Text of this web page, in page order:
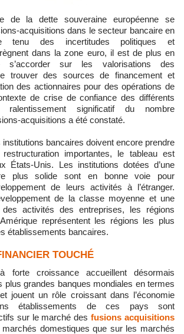
acquisitions dans le secteur bancaire en
tenu des incertitudes politiques et
dans la zone euro, il est de plus en
sur les valorisations des
trouver des sources de financement et
des actionnaires pour des opérations de
de crise de confiance des différents
ralentissement significatif du nombre
acquisitions a été constaté.
institutions bancaires doivent encore prendre
importantes, le tableau est
États-Unis. Les institutions dotées d’une
plus solide sont en bonne voie pour
de leurs activités à l’étranger.
de la classe moyenne et une
des activités des entreprises, les régions
représentent les régions les plus
établissements bancaires.
TOUCHÉ
plus grandes banques mondiales en termes
jouent un rôle croissant dans l’économie
établissements de ces pays sont
sur le marché desfusions acquisitions
domestiques que sur les marchés